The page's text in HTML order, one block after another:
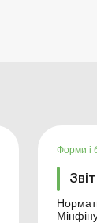
Форми і